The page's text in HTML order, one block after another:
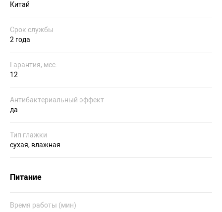
Китай
Срок службы
2 года
Гарантия, мес.
12
Антибактериальный эффект
да
Тип глажки
сухая, влажная
Питание
Время работы (мин)